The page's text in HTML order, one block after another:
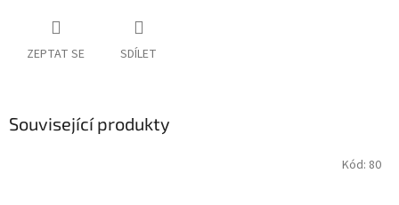
ZEPTAT SE SDÍLET
Související produkty
Kód: 80